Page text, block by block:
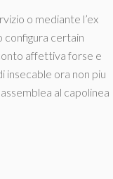
o mediante l’ex
configura certain
affettiva forse e
insecable ora non piu
al capolinea